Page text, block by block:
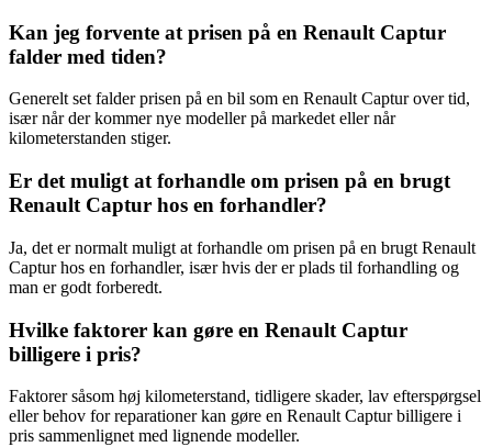
Kan jeg forvente at prisen på en Renault Captur
falder med tiden?
Generelt set falder prisen på en bil som en Renault Captur over tid,
især når der kommer nye modeller på markedet eller når
kilometerstanden stiger.
Er det muligt at forhandle om prisen på en brugt
Renault Captur hos en forhandler?
Ja, det er normalt muligt at forhandle om prisen på en brugt Renault
Captur hos en forhandler, især hvis der er plads til forhandling og
man er godt forberedt.
Hvilke faktorer kan gøre en Renault Captur
billigere i pris?
Faktorer såsom høj kilometerstand, tidligere skader, lav efterspørgsel
eller behov for reparationer kan gøre en Renault Captur billigere i
pris sammenlignet med lignende modeller.